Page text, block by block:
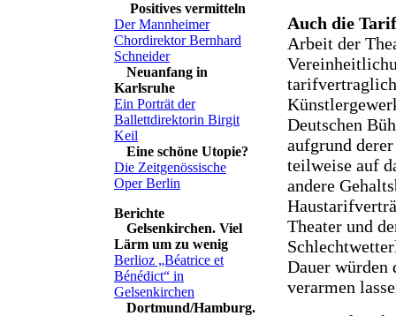
Positives vermitteln
Der Mannheimer
Chordirektor Bernhard
Schneider
Neuanfang in
Karlsruhe
Ein Porträt der
Ballettdirektorin Birgit
Keil
Eine schöne Utopie?
Die Zeitgenössische
Oper Berlin
Gelsenkirchen. Viel
Lärm um zu wenig
Berlioz „Béatrice et
Bénédict“ in
Gelsenkirchen
Dortmund/Hamburg.
Auch die
Arbeit der
Deutschen
aufgrund
teilweise auf
andere
Theater und
Dauer würden
verarmen